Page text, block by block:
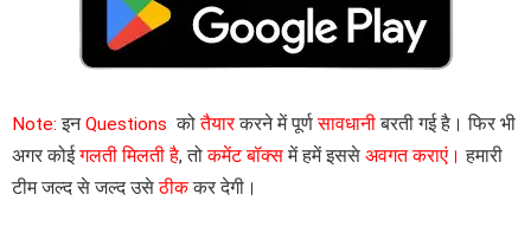
Note: इनQuestions कोतैयारकरने में पूर्णसावधानीबरती गई है। फिर भी
अगर कोईगलती मिलती है, तोकमेंट बॉक्समें हमें इससे अवगत कराएं। हमारी
टीम जल्द से जल्द उसेठीककर देगी।